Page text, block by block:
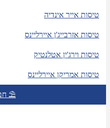
טיסות אייר אינדיה
טיסות אזרבייג'ן איירליינס
טיסות וירג'ין אטלנטיק
טיסות אמריקן איירליינס
חבילות נופש ⛱